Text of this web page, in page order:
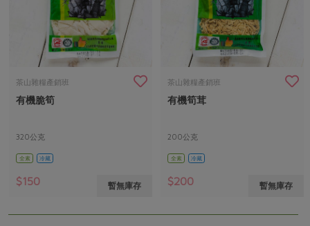
茶山雜糧產銷班
有機脆筍
320公克
全素 冷藏
$150 暫無庫存
茶山雜糧產銷班
有機筍茸
200公克
全素 冷藏
$200 暫無庫存